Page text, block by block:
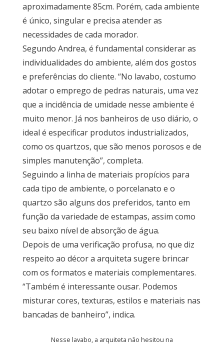
aproximadamente 85cm. Porém, cada ambiente
é único, singular e precisa atender as
necessidades de cada morador.
Segundo Andrea, é fundamental considerar as
individualidades do ambiente, além dos gostos
e preferências do cliente. “No lavabo, costumo
adotar o emprego de pedras naturais, uma vez
que a incidência de umidade nesse ambiente é
muito menor. Já nos banheiros de uso diário, o
ideal é especificar produtos industrializados,
como os quartzos, que são menos porosos e de
simples manutenção”, completa.
Seguindo a linha de materiais propícios para
cada tipo de ambiente, o porcelanato e o
quartzo são alguns dos preferidos, tanto em
função da variedade de estampas, assim como
seu baixo nível de absorção de água.
Depois de uma verificação profusa, no que diz
respeito ao décor a arquiteta sugere brincar
com os formatos e materiais complementares.
“Também é interessante ousar. Podemos
misturar cores, texturas, estilos e materiais nas
bancadas de banheiro”, indica.
Nesse lavabo, a arquiteta não hesitou na